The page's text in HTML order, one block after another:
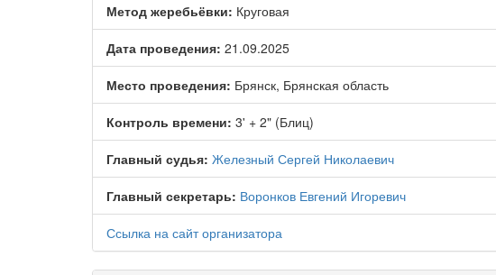
Метод жеребьёвки: Круговая
Дата проведения: 21.09.2025
Место проведения: Брянск, Брянская область
Контроль времени: 3' + 2" (Блиц)
Главный судья: Железный Сергей Николаевич
Главный секретарь: Воронков Евгений Игоревич
Ссылка на сайт организатора